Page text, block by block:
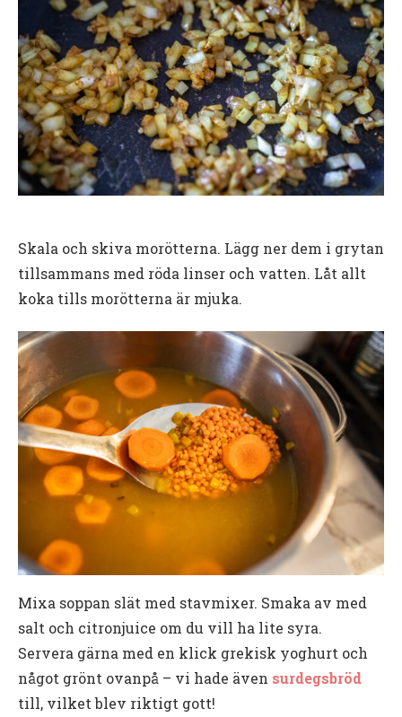
Skala och skiva morötterna. Lägg ner dem i grytan
tillsammans med röda linser och vatten. Låt allt
koka tills morötterna är mjuka.
Mixa soppan slät med stavmixer. Smaka av med
salt och citronjuice om du vill ha lite syra.
Servera gärna med en klick grekisk yoghurt och
något grönt ovanpå – vi hade även surdegsbröd
till, vilket blev riktigt gott!